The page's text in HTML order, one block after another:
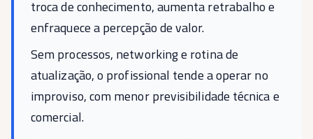
troca de conhecimento, aumenta retrabalho e
enfraquece a percepção de valor.
Sem processos, networking e rotina de
atualização, o profissional tende a operar no
improviso, com menor previsibilidade técnica e
comercial.